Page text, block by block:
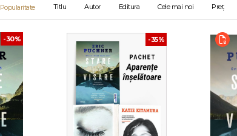
Popularitate Titlu Autor Editura Cele mai noi Preț
-30% -35%